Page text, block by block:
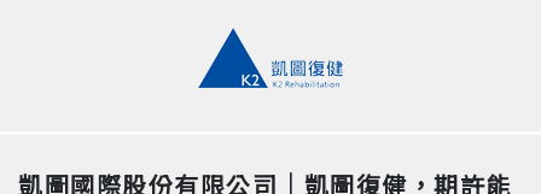
凱圖國際股份有限公司｜凱圖復健，期許能